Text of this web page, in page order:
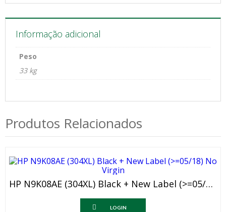
Informação adicional
Peso
33 kg
Produtos Relacionados
HP N9K08AE (304XL) Black + New Label (>=05/18) No Virgin
LOGIN